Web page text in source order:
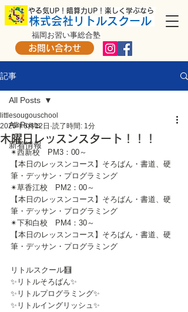
​ やる気UP！暗算力UP！楽しく学ぶなら
株式会社リトルスクール
お問い合わせ
福岡お習い事総合塾
記事
All Posts
新着情報
All Posts
木曜日レッスンスタート！！！
littlesougouschool
2025年6月12日 読了時間: 1分
✴西新校　PM3：00～
【本日のレッスンコース】そろばん・書道、硬
筆・デッサン・プログラミング
✴草香江校　PM2：00～
【本日のレッスンコース】そろばん・書道、硬
筆・デッサン・プログラミング
✴下和白校　PM4：30～
【本日のレッスンコース】そろばん・書道、硬
筆・デッサン・プログラミング
リトルスクール🧮
✨リトルそろばん✨
✨リトルプログラミング✨
✨リトルイングリッシュ✨